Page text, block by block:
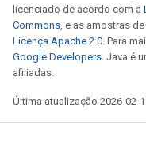
licenciado de acordo com a
Commons, e as amostras
Licença Apache 2.0. Para
Google Developers. Java é
afiliadas.
Última atualização 2026-02-